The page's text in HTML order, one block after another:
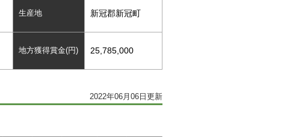
生産地 新冠郡新冠町
地方獲得賞金(円) 25,785,000
2022年06月06日更新